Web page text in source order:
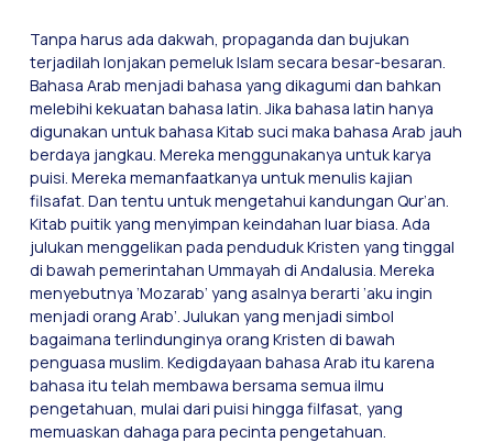
Tanpa harus ada dakwah, propaganda dan bujukan
terjadilah lonjakan pemeluk Islam secara besar-besaran.
Bahasa Arab menjadi bahasa yang dikagumi dan bahkan
melebihi kekuatan bahasa latin. Jika bahasa latin hanya
digunakan untuk bahasa Kitab suci maka bahasa Arab jauh
berdaya jangkau. Mereka menggunakanya untuk karya
puisi. Mereka memanfaatkanya untuk menulis kajian
filsafat. Dan tentu untuk mengetahui kandungan Qur’an.
Kitab puitik yang menyimpan keindahan luar biasa. Ada
julukan menggelikan pada penduduk Kristen yang tinggal
di bawah pemerintahan Ummayah di Andalusia. Mereka
menyebutnya ’Mozarab’ yang asalnya berarti ’aku ingin
menjadi orang Arab’. Julukan yang menjadi simbol
bagaimana terlindunginya orang Kristen di bawah
penguasa muslim. Kedigdayaan bahasa Arab itu karena
bahasa itu telah membawa bersama semua ilmu
pengetahuan, mulai dari puisi hingga filfasat, yang
memuaskan dahaga para pecinta pengetahuan.